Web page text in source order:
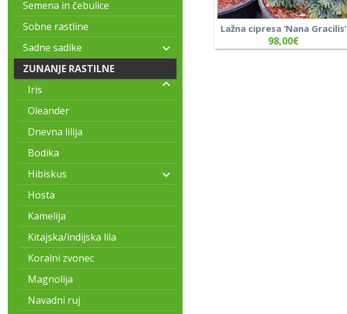
Lažna cipresa ‘Nana Gracilis’
98,00€
Semena in čebulice
Sobne rastline
Sadne sadike
ZUNANJE RASTILNE
Iris
Oleander
Dnevna lilija
Bodika
Hibiskus
Hosta
Kamelija
Kitajska/indijska lila
Koralni zvonec
Magnolija
Navadni ruj